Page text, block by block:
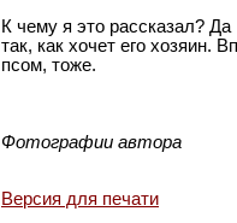
К чему я это рассказал?
так, как хочет его хозяин.
псом, тоже.
Фотографии автора
Версия для печати